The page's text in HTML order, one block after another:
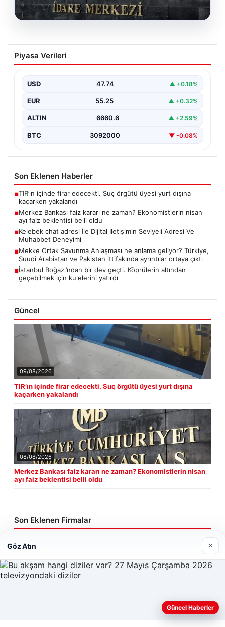
08.08.2026
Merkez Bankası faiz kararı ne zaman?
Ekonomistlerin nisan ayı faiz beklentisi
Piyasa Verileri
USD 47.74 ▲ +0.18%
EUR 55.25 ▲ +0.32%
ALTIN 6660.6 ▲ +2.59%
BTC 3092000 ▼ -0.08%
Son Eklenen Haberler
■TIR’ın içinde firar edecekti. Suç örgütü üyesi yurt dışına
kaçarken yakalandı
■Merkez Bankası faiz kararı ne zaman? Ekonomistlerin nisan
ayı faiz beklentisi belli oldu
■Kelebek chat adresi İle Dijital İletişimin Seviyeli Adresi Ve
Muhabbet Deneyimi
■Mekke Ortak Savunma Anlaşması ne anlama geliyor? Türkiye,
Suudi Arabistan ve Pakistan ittifakında ayrıntılar ortaya çıktı
■İstanbul Boğazı’ndan bir dev geçti. Köprülerin altından
geçebilmek için kulelerini yatırdı
Güncel
09/08/2026
TIR’ın içinde firar edecekti. Suç örgütü üyesi yurt dışına
kaçarken yakalandı
08/08/2026
Merkez Bankası faiz kararı ne zaman? Ekonomistlerin nisan
ayı faiz beklentisi belli oldu
Son Eklenen Firmalar
Cengiz Sigorta
Web sitemizi nasıl kullandığınızı daha iyi anlayabilmek,
Göz Atın ×
Güncel Haberler